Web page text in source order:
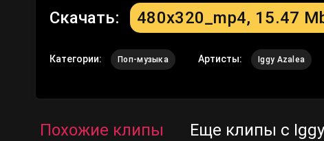
Скачать: 480x320_mp4, 15.47
Категории: Поп-музыка Артисты: Iggy Azalea
Похожие клипы Еще клипы с